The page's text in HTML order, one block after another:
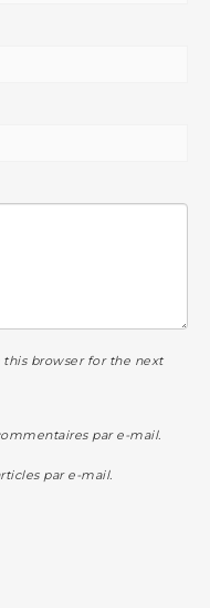
browser for the next
par e-mail.
par e-mail.